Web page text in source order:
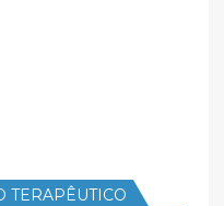
TERAPÊUTICO